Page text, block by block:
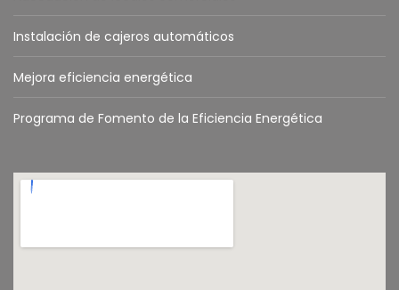
Instalación de cajeros automáticos
Mejora eficiencia energética
Programa de Fomento de la Eficiencia Energética